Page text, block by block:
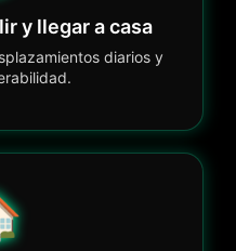
y llegar a casa
diarios y